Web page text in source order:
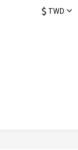
$ TWD